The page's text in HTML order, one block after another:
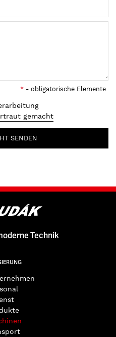
* - obligatorische Elemente
gemacht
SENDEN
Technik